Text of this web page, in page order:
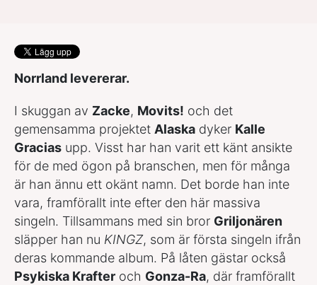
Norrland levererar.
I skuggan av Zacke, Movits! och det
gemensamma projektet Alaska dyker Kalle
Gracias upp. Visst har han varit ett känt ansikte
för de med ögon på branschen, men för många
är han ännu ett okänt namn. Det borde han inte
vara, framförallt inte efter den här massiva
singeln. Tillsammans med sin bror Griljonären
släpper han nu KINGZ, som är första singeln ifrån
deras kommande album. På låten gästar också
Psykiska Krafter och Gonza-Ra, där framförallt